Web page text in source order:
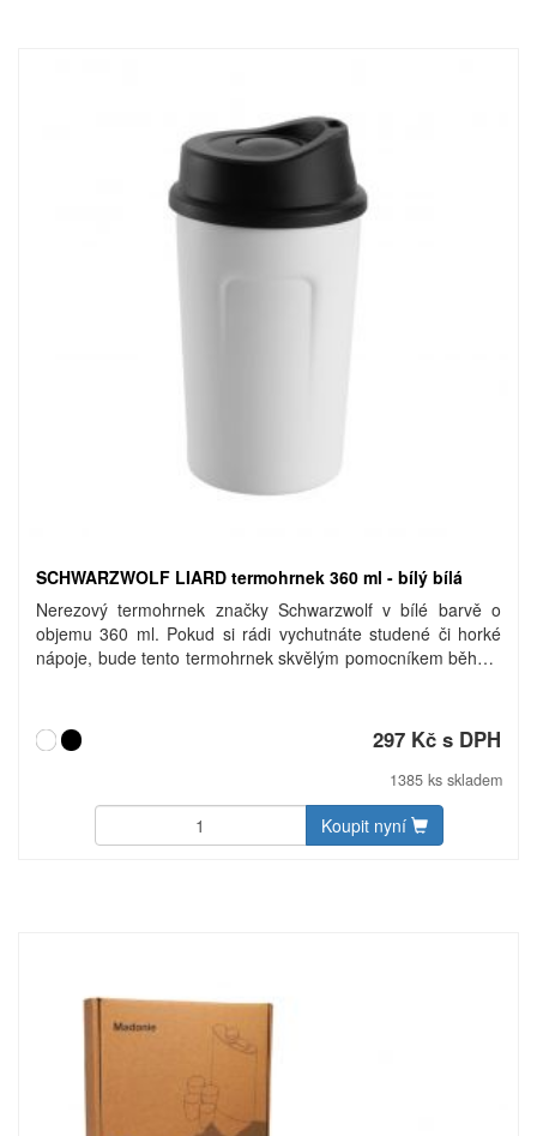
SCHWARZWOLF LIARD termohrnek 360 ml - bílý bílá
Nerezový termohrnek značky Schwarzwolf v bílé barvě o
objemu 360 ml. Pokud si rádi vychutnáte studené či horké
nápoje, bude tento termohrnek skvělým pomocníkem během
Rozměry: O 8,8 × 16,4 cm. Uhlíková stopa: gCO2 e2513.
297 Kč s DPH
1385 ks skladem
Koupit nyní